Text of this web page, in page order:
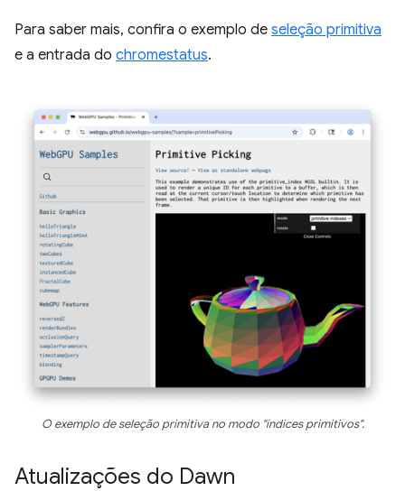
Para saber mais, confira o exemplo de seleção primitiva
e a entrada do chromestatus.
O exemplo de seleção primitiva no modo "índices primitivos".
Atualizações do Dawn